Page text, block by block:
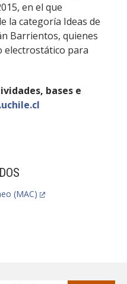
(MAC)
en el que
la categoría Ideas de
Barrientos, quienes
electrostático para
bases e